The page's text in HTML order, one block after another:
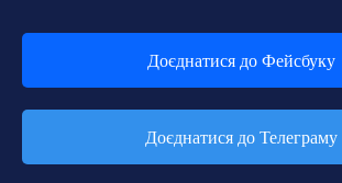
Доєднатися до Фейсбуку
Доєднатися до Телеграму